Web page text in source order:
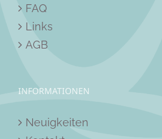
FAQ
Links
AGB
INFORMATIONEN
Neuigkeiten